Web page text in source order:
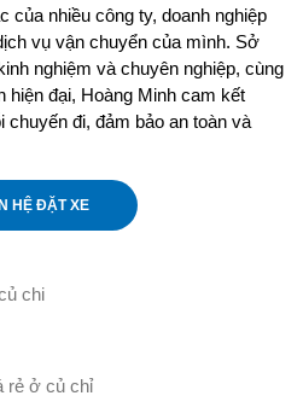
của nhiều công ty, doanh nghiệp
vụ vận chuyển của mình. Sở
nghiệm và chuyên nghiệp, cùng
đại, Hoàng Minh cam kết
đi, đảm bảo an toàn và
HỆ ĐẶT XE